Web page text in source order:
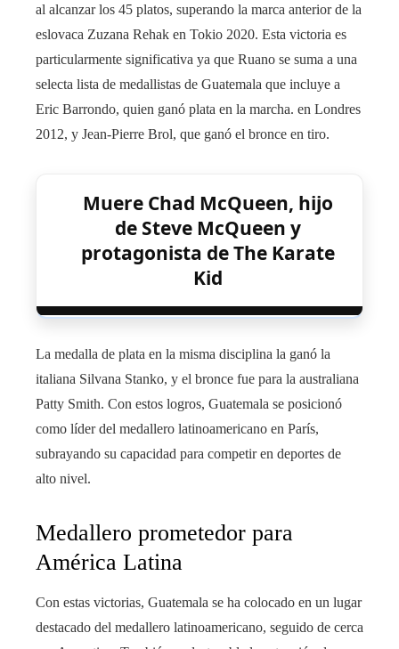
al alcanzar los 45 platos, superando la marca anterior de la
eslovaca Zuzana Rehak en Tokio 2020. Esta victoria es
particularmente significativa ya que Ruano se suma a una
selecta lista de medallistas de Guatemala que incluye a
Eric Barrondo, quien ganó plata en la marcha. en Londres
2012, y Jean-Pierre Brol, que ganó el bronce en tiro.
Muere Chad McQueen, hijo
de Steve McQueen y
protagonista de The Karate
Kid
La medalla de plata en la misma disciplina la ganó la
italiana Silvana Stanko, y el bronce fue para la australiana
Patty Smith. Con estos logros, Guatemala se posicionó
como líder del medallero latinoamericano en París,
subrayando su capacidad para competir en deportes de
alto nivel.
Medallero prometedor para
América Latina
Con estas victorias, Guatemala se ha colocado en un lugar
destacado del medallero latinoamericano, seguido de cerca